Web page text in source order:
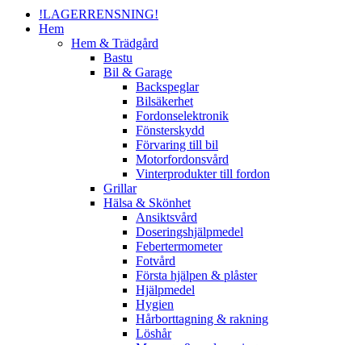
!LAGERRENSNING!
Hem
Hem & Trädgård
Bastu
Bil & Garage
Backspeglar
Bilsäkerhet
Fordonselektronik
Fönsterskydd
Förvaring till bil
Motorfordonsvård
Vinterprodukter till fordon
Grillar
Hälsa & Skönhet
Ansiktsvård
Doseringshjälpmedel
Febertermometer
Fotvård
Första hjälpen & plåster
Hjälpmedel
Hygien
Hårborttagning & rakning
Löshår